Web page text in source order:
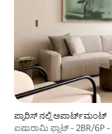
ಪ್ಯಾರಿಸ್ ನಲ್ಲಿ ಅಪಾರ್ಟ್‌ಮಂಟ್
ಐಷಾರಾಮಿ ಫ್ಲಾಟ್ - 2BR/